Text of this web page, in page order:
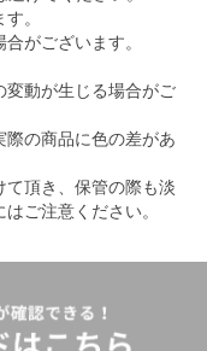
。
がございます。
変動が生じる場合がご
際の商品に色の差があ
て頂き、保管の際も淡
ご注意ください。